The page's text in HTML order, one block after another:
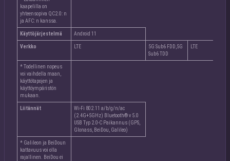
kaapelilla on
yhteensopiva QC2.0: n
ja AFC: n kanssa.
Käyttöjärjestelmä Android 11
Verkko LTE
5G Sub6 FDD,5G
Sub6 TDD
LTE
* Todellinen nopeus
voi vaihdella maan,
käyttötapojen ja
käyttöympäristön
mukaan.
Liitännät
Wi-Fi 802.11 a/b/g/n/ac
(2.4G+5GHz) Bluetooth® v 5.0
USB Typ 2.0-C Paikannus (GPS,
Glonass, BeiDou, Galileo)
* Galileon ja BeiDoun
kattavuus voi olla
rajallinen. BeiDou ei